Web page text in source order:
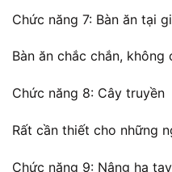
Chức năng 7: Bàn ăn tại
Bàn ăn chắc chắn,
Chức năng 8: Cây truyền
Rất cần thiết cho những
Chức năng 9: Nâng hạ